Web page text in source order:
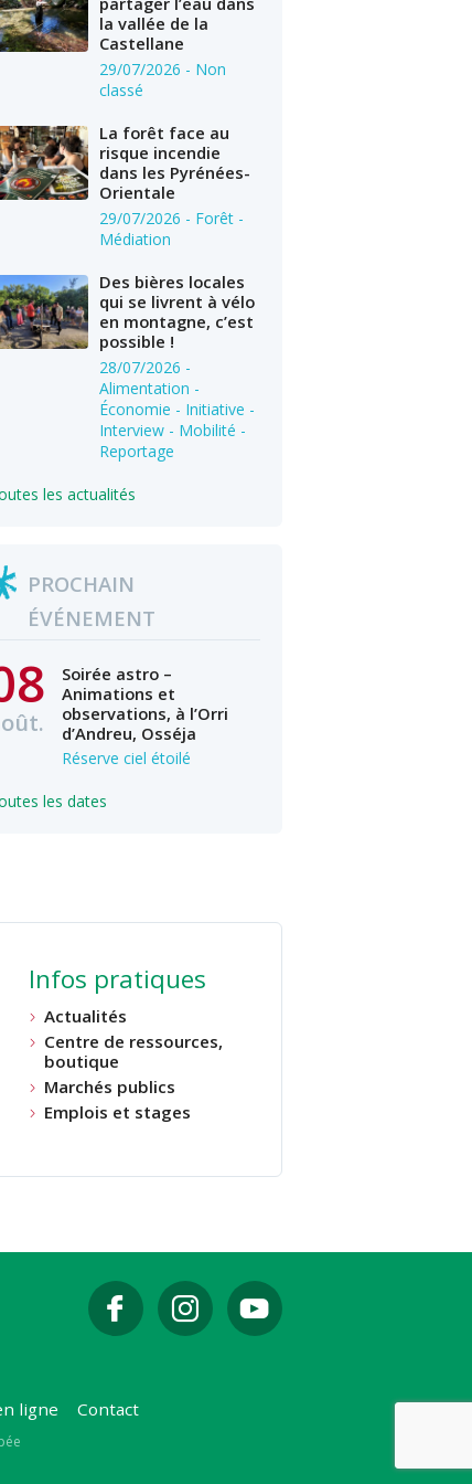
la vallée de la
Castellane
29/07/2026 - Non
classé
La forêt face au
risque incendie
dans les Pyrénées-
Orientale
29/07/2026 - Forêt -
Médiation
Des bières locales
qui se livrent à vélo
en montagne, c’est
possible !
28/07/2026 -
Alimentation -
Économie - Initiative -
Interview - Mobilité -
Reportage
les actualités
PROCHAIN
ÉVÉNEMENT
Soirée astro –
Animations et
observations, à l’Orri
d’Andreu, Osséja
Réserve ciel étoilé
les dates
Infos pratiques
Actualités
Centre de ressources,
boutique
Marchés publics
Emplois et stages
ligne Contact